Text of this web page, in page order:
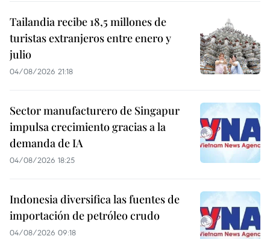
Tailandia recibe 18,5 millones de
turistas extranjeros entre enero y
julio
04/08/2026 21:18
Sector manufacturero de Singapur
impulsa crecimiento gracias a la
demanda de IA
04/08/2026 18:25
Indonesia diversifica las fuentes de
importación de petróleo crudo
04/08/2026 09:18